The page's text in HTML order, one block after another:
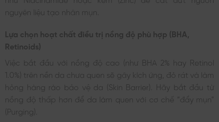
nguyên liệu tạo nhân mụn.
Lựa chọn hoạt chất điều trị nồng độ phù hợp (BHA,
Retinoids)
Việc bắt đầu với nồng độ cao (như BHA 2% hay Retinol
1.0%) trên nền da chưa quen sẽ gây kích ứng, đỏ rát và làm
hỏng hàng rào bảo vệ da (Skin Barrier). Hãy bắt đầu từ
nồng độ thấp hơn để da làm quen với cơ chế “đẩy mụn”
(Purging).